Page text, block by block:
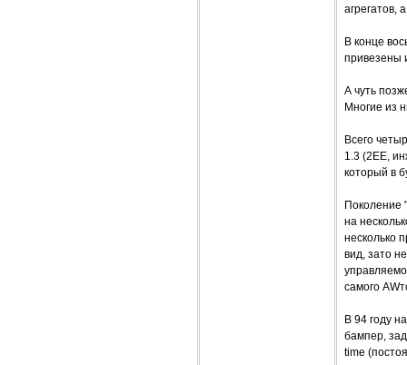
агрегатов,
В конце
привезены
А чуть
Многие из
Всего
1.3 (2ЕЕ,
который в
Поколение
на
несколько
вид, зато
самого
В 94 году
бампер,
time